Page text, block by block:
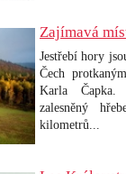
Zajímavá
Jestřebí hory
Čech
Karla Čapka.
zalesněný
kilometrů